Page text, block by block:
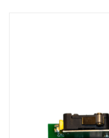
Appareils de boulangerie